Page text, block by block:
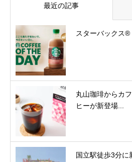
最近の記事
スターバックス
丸山珈琲からカ
ヒーが新登場...
国立駅徒歩3分に